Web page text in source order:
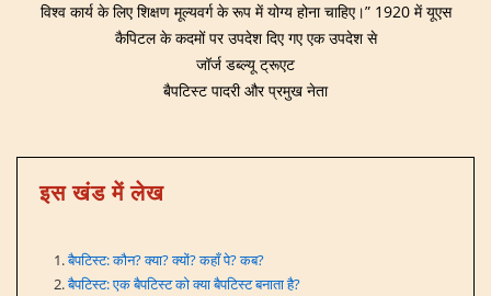
विश्व कार्य के लिए शिक्षण मूल्यवर्ग के रूप में योग्य होना चाहिए।” 1920 में यूएस
कैपिटल के कदमों पर उपदेश दिए गए एक उपदेश से
जॉर्ज डब्ल्यू ट्रूएट
बैपटिस्ट पादरी और प्रमुख नेता
इस खंड में लेख
बैपटिस्ट: कौन? क्या? क्यों? कहाँ पे? कब?
बैपटिस्ट: एक बैपटिस्ट को क्या बैपटिस्ट बनाता है?